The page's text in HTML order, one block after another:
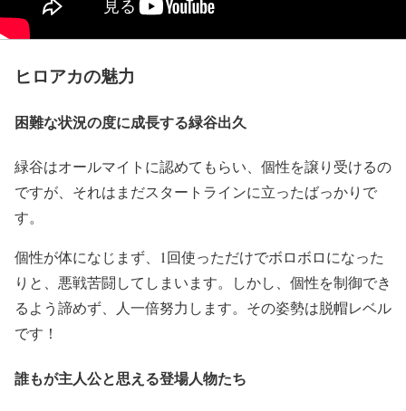
ヒロアカの魅力
困難な状況の度に成長する緑谷出久
緑谷はオールマイトに認めてもらい、個性を譲り受けるの
ですが、それはまだスタートラインに立ったばっかりで
す。
個性が体になじまず、1回使っただけでボロボロになった
りと、悪戦苦闘してしまいます。しかし、個性を制御でき
るよう諦めず、人一倍努力します。その姿勢は脱帽レベル
です！
誰もが主人公と思える登場人物たち